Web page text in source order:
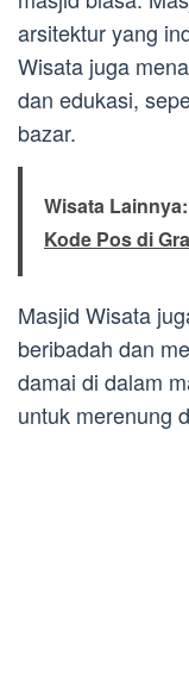
arsitektur yang
Wisata juga
dan edukasi,
bazar.
Wisata Lainnya:
Kode Pos di
Masjid Wisata
beribadah dan
damai di dalam
untuk merenung